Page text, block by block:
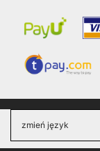
zmień język